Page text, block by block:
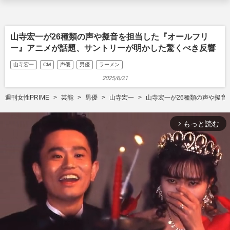
山寺宏一が26種類の声や擬音を担当した『オールフリ
ー』アニメが話題、サントリーが明かした驚くべき反響
山寺宏一 CM 声優 男優 ラーメン
2025/6/21
週刊女性PRIME 芸能 男優 山寺宏一 山寺宏一が26種類の声や擬音
arrow_forward_ios もっと読む